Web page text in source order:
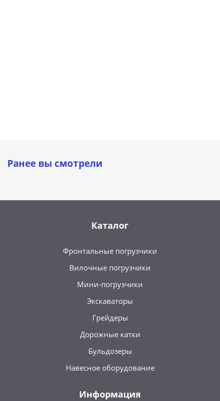
Ранее вы смотрели
Каталог
Фронтальные погрузчики
Вилочные погрузчики
Мини-погрузчики
Экскаваторы
Грейдеры
Дорожные катки
Бульдозеры
Навесное оборудование
Информация